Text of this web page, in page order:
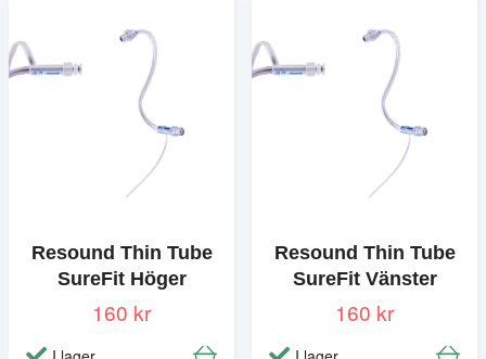
Resound Thin Tube
SureFit Höger
160 kr
Resound Thin Tube
SureFit Vänster
160 kr